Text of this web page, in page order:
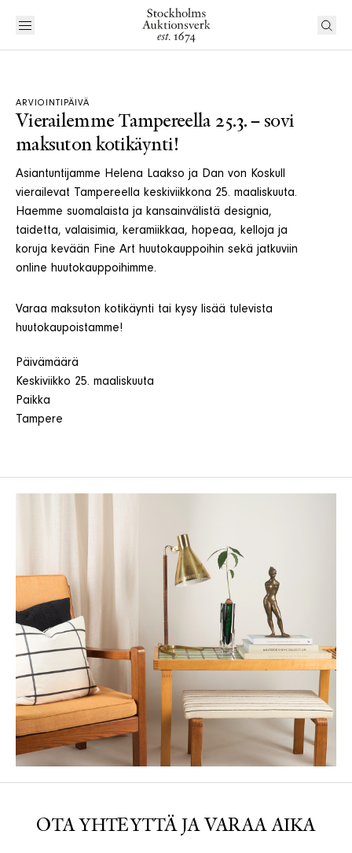
ARVIOINTIPÄIVÄ
Vierailemme Tampereella 25.3. – sovi
maksuton kotikäynti!
Asiantuntijamme Helena Laakso ja Dan von Koskull
vierailevat Tampereella keskiviikkona 25. maaliskuuta.
Haemme suomalaista ja kansainvälistä designia,
taidetta, valaisimia, keramiikkaa, hopeaa, kelloja ja
koruja kevään Fine Art huutokauppoihin sekä jatkuviin
online huutokauppoihimme.
Varaa maksuton kotikäynti tai kysy lisää tulevista
huutokaupoistamme!
Päivämäärä
Keskiviikko 25. maaliskuuta
Paikka
Tampere
OTA YHTEYTTÄ JA VARAA AIKA